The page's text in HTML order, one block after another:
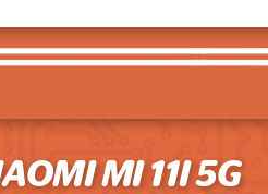
MI 11I 5G